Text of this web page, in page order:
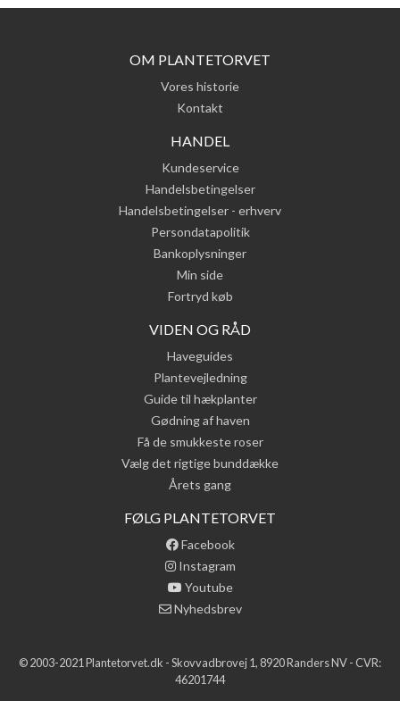
OM PLANTETORVET
Vores historie
Kontakt
HANDEL
Kundeservice
Handelsbetingelser
Handelsbetingelser - erhverv
Persondatapolitik
Bankoplysninger
Min side
Fortryd køb
VIDEN OG RÅD
Haveguides
Plantevejledning
Guide til hækplanter
Gødning af haven
Få de smukkeste roser
Vælg det rigtige bunddække
Årets gang
FØLG PLANTETORVET
Facebook
Instagram
Youtube
Nyhedsbrev
© 2003-2021 Plantetorvet.dk - Skovvadbrovej 1, 8920 Randers NV - CVR:
46201744